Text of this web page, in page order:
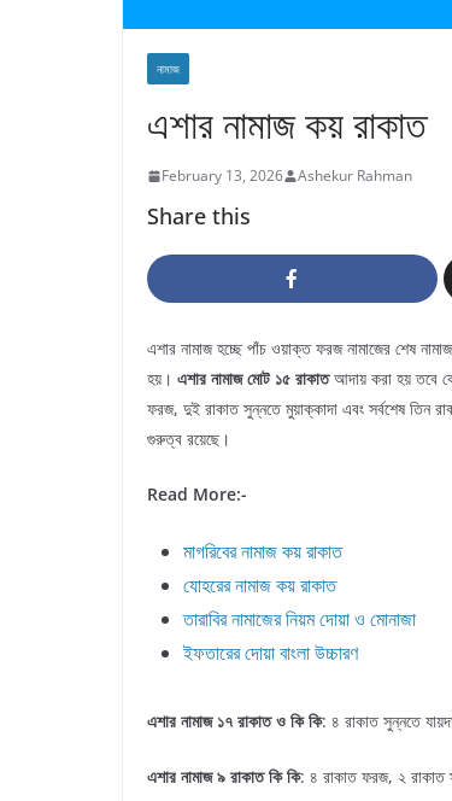
নামাজ
এশার নামাজ কয় রাকাত
February 13, 2026 Ashekur Rahman
Share this
এশার নামাজ হচ্ছে পাঁচ ওয়াক্ত ফরজ নামাজের শেষ
হয়। এশার নামাজ মোট ১৫ রাকাতআদায় করা হয় তবে
ফরজ, দুই রাকাত সুন্নতে মুয়াক্কাদা এবং সর্বশেষ তিন
গুরুত্ব রয়েছে।
Read More:-
মাগরিবের নামাজ কয় রাকাত
যোহরের নামাজ কয় রাকাত
তারাবির নামাজের নিয়ম দোয়া ও মোনাজা
ইফতারের দোয়া বাংলা উচ্চারণ
এশার নামাজ ১৭ রাকাত ও কি কি: ৪ রাকাত সুন্নতে
এশার নামাজ ৯ রাকাত কি কি: ৪ রাকাত ফরজ, ২ রাকাত